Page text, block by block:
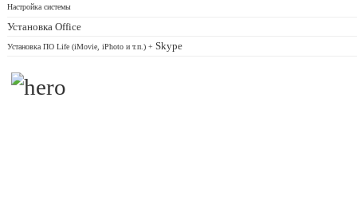
Настройка системы
Установка Office
Установка ПО Life (iMovie, iPhoto и т.п.) + Skype